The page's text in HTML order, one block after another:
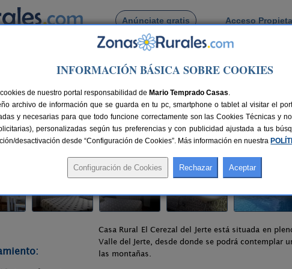
Anúnciate gratis Acceso
Busca por pueblo
Navaconcejo> El Cerezal del Jerte
103 km de Cáceres Compartir:
Casa Rural El Cerezal del Jerte está situada en
Valle del Jerte, desde donde se podrá contemplar
las montañas.
INFORMACIÓN BÁSICA SOBRE COOKIES
de nuestro portal responsabilidad de Mario Temprado Casas.
archivo de información que se guarda en tu pc, smartphone o tablet al visitar el
y necesarias para que todo funcione correctamente son las Cookies Técnicas y
personalizadas según tus preferencias y con publicidad ajustada a tus
desactivación desde “Configuración de Cookies”. Más información en nuestra